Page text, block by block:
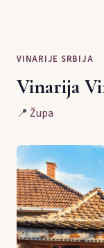
VINARIJE SRBIJA
Vinarija
📍 Župa